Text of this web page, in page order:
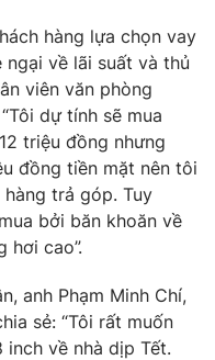
hàng lựa chọn vay
về lãi suất và thủ
viên văn phòng
dự tính sẽ mua
triệu đồng nhưng
đồng tiền mặt nên tôi
trả góp. Tuy
bởi băn khoăn về
hơi cao”.
anh Phạm Minh Chí,
sẻ: “Tôi rất muốn
về nhà dịp Tết.